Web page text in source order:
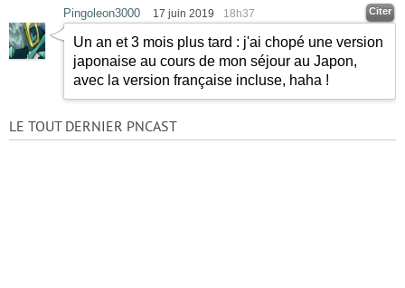
Pingoleon3000 17 juin 2019 18h37 Citer
Un an et 3 mois plus tard : j'ai chopé une version
japonaise au cours de mon séjour au Japon,
avec la version française incluse, haha !
LE TOUT DERNIER PNCAST